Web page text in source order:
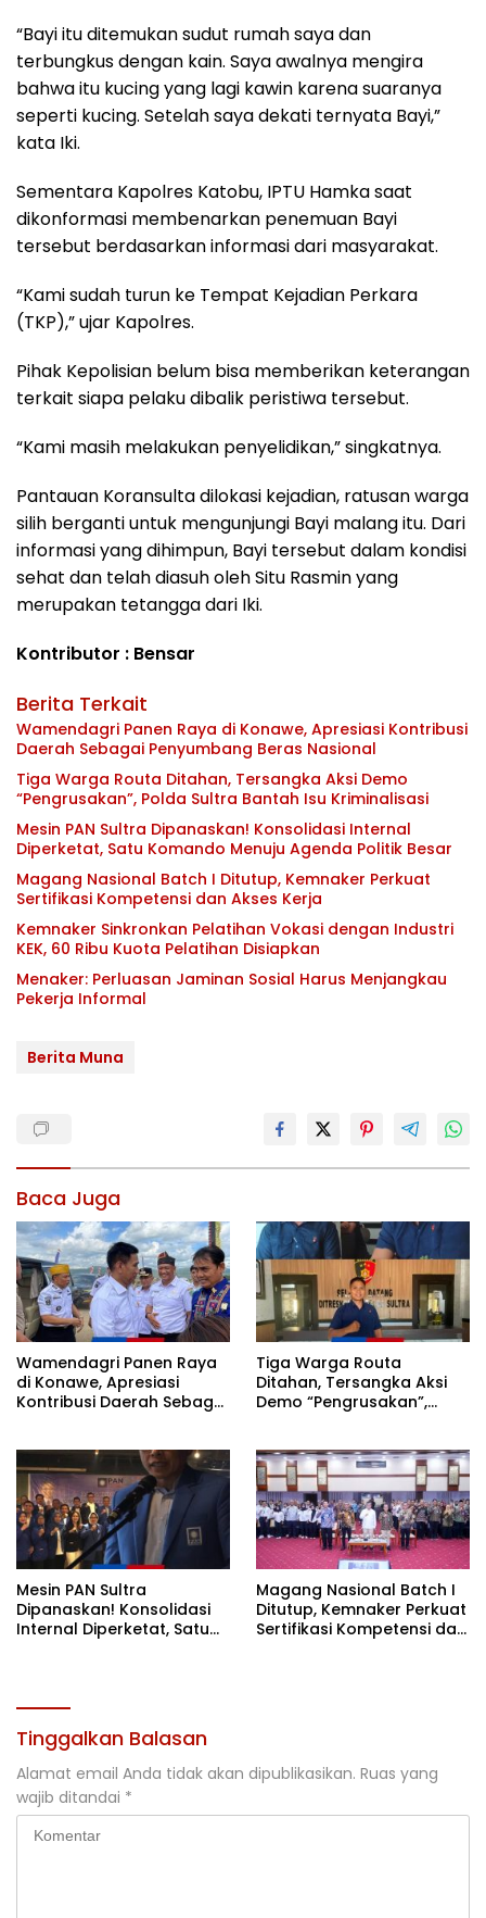
“Bayi itu ditemukan sudut rumah saya dan
terbungkus dengan kain. Saya awalnya mengira
bahwa itu kucing yang lagi kawin karena suaranya
seperti kucing. Setelah saya dekati ternyata Bayi,”
kata Iki.
Sementara Kapolres Katobu, IPTU Hamka saat
dikonformasi membenarkan penemuan Bayi
tersebut berdasarkan informasi dari masyarakat.
“Kami sudah turun ke Tempat Kejadian Perkara
(TKP),” ujar Kapolres.
Pihak Kepolisian belum bisa memberikan keterangan
terkait siapa pelaku dibalik peristiwa tersebut.
“Kami masih melakukan penyelidikan,” singkatnya.
Pantauan Koransulta dilokasi kejadian, ratusan warga
silih berganti untuk mengunjungi Bayi malang itu. Dari
informasi yang dihimpun, Bayi tersebut dalam kondisi
sehat dan telah diasuh oleh Situ Rasmin yang
merupakan tetangga dari Iki.
Kontributor : Bensar
Berita Terkait
Wamendagri Panen Raya di Konawe, Apresiasi Kontribusi
Daerah Sebagai Penyumbang Beras Nasional
Tiga Warga Routa Ditahan, Tersangka Aksi Demo
“Pengrusakan”, Polda Sultra Bantah Isu Kriminalisasi
Mesin PAN Sultra Dipanaskan! Konsolidasi Internal
Diperketat, Satu Komando Menuju Agenda Politik Besar
Magang Nasional Batch I Ditutup, Kemnaker Perkuat
Sertifikasi Kompetensi dan Akses Kerja
Kemnaker Sinkronkan Pelatihan Vokasi dengan Industri
KEK, 60 Ribu Kuota Pelatihan Disiapkan
Menaker: Perluasan Jaminan Sosial Harus Menjangkau
Pekerja Informal
Berita Muna
Baca Juga
Wamendagri Panen Raya
di Konawe, Apresiasi
Kontribusi Daerah Sebagai
Tiga Warga Routa
Ditahan, Tersangka Aksi
Demo “Pengrusakan”,
Mesin PAN Sultra
Dipanaskan! Konsolidasi
Internal Diperketat, Satu
Magang Nasional Batch I
Ditutup, Kemnaker Perkuat
Sertifikasi Kompetensi dan
Tinggalkan Balasan
Alamat email Anda tidak akan dipublikasikan. Ruas yang
wajib ditandai *